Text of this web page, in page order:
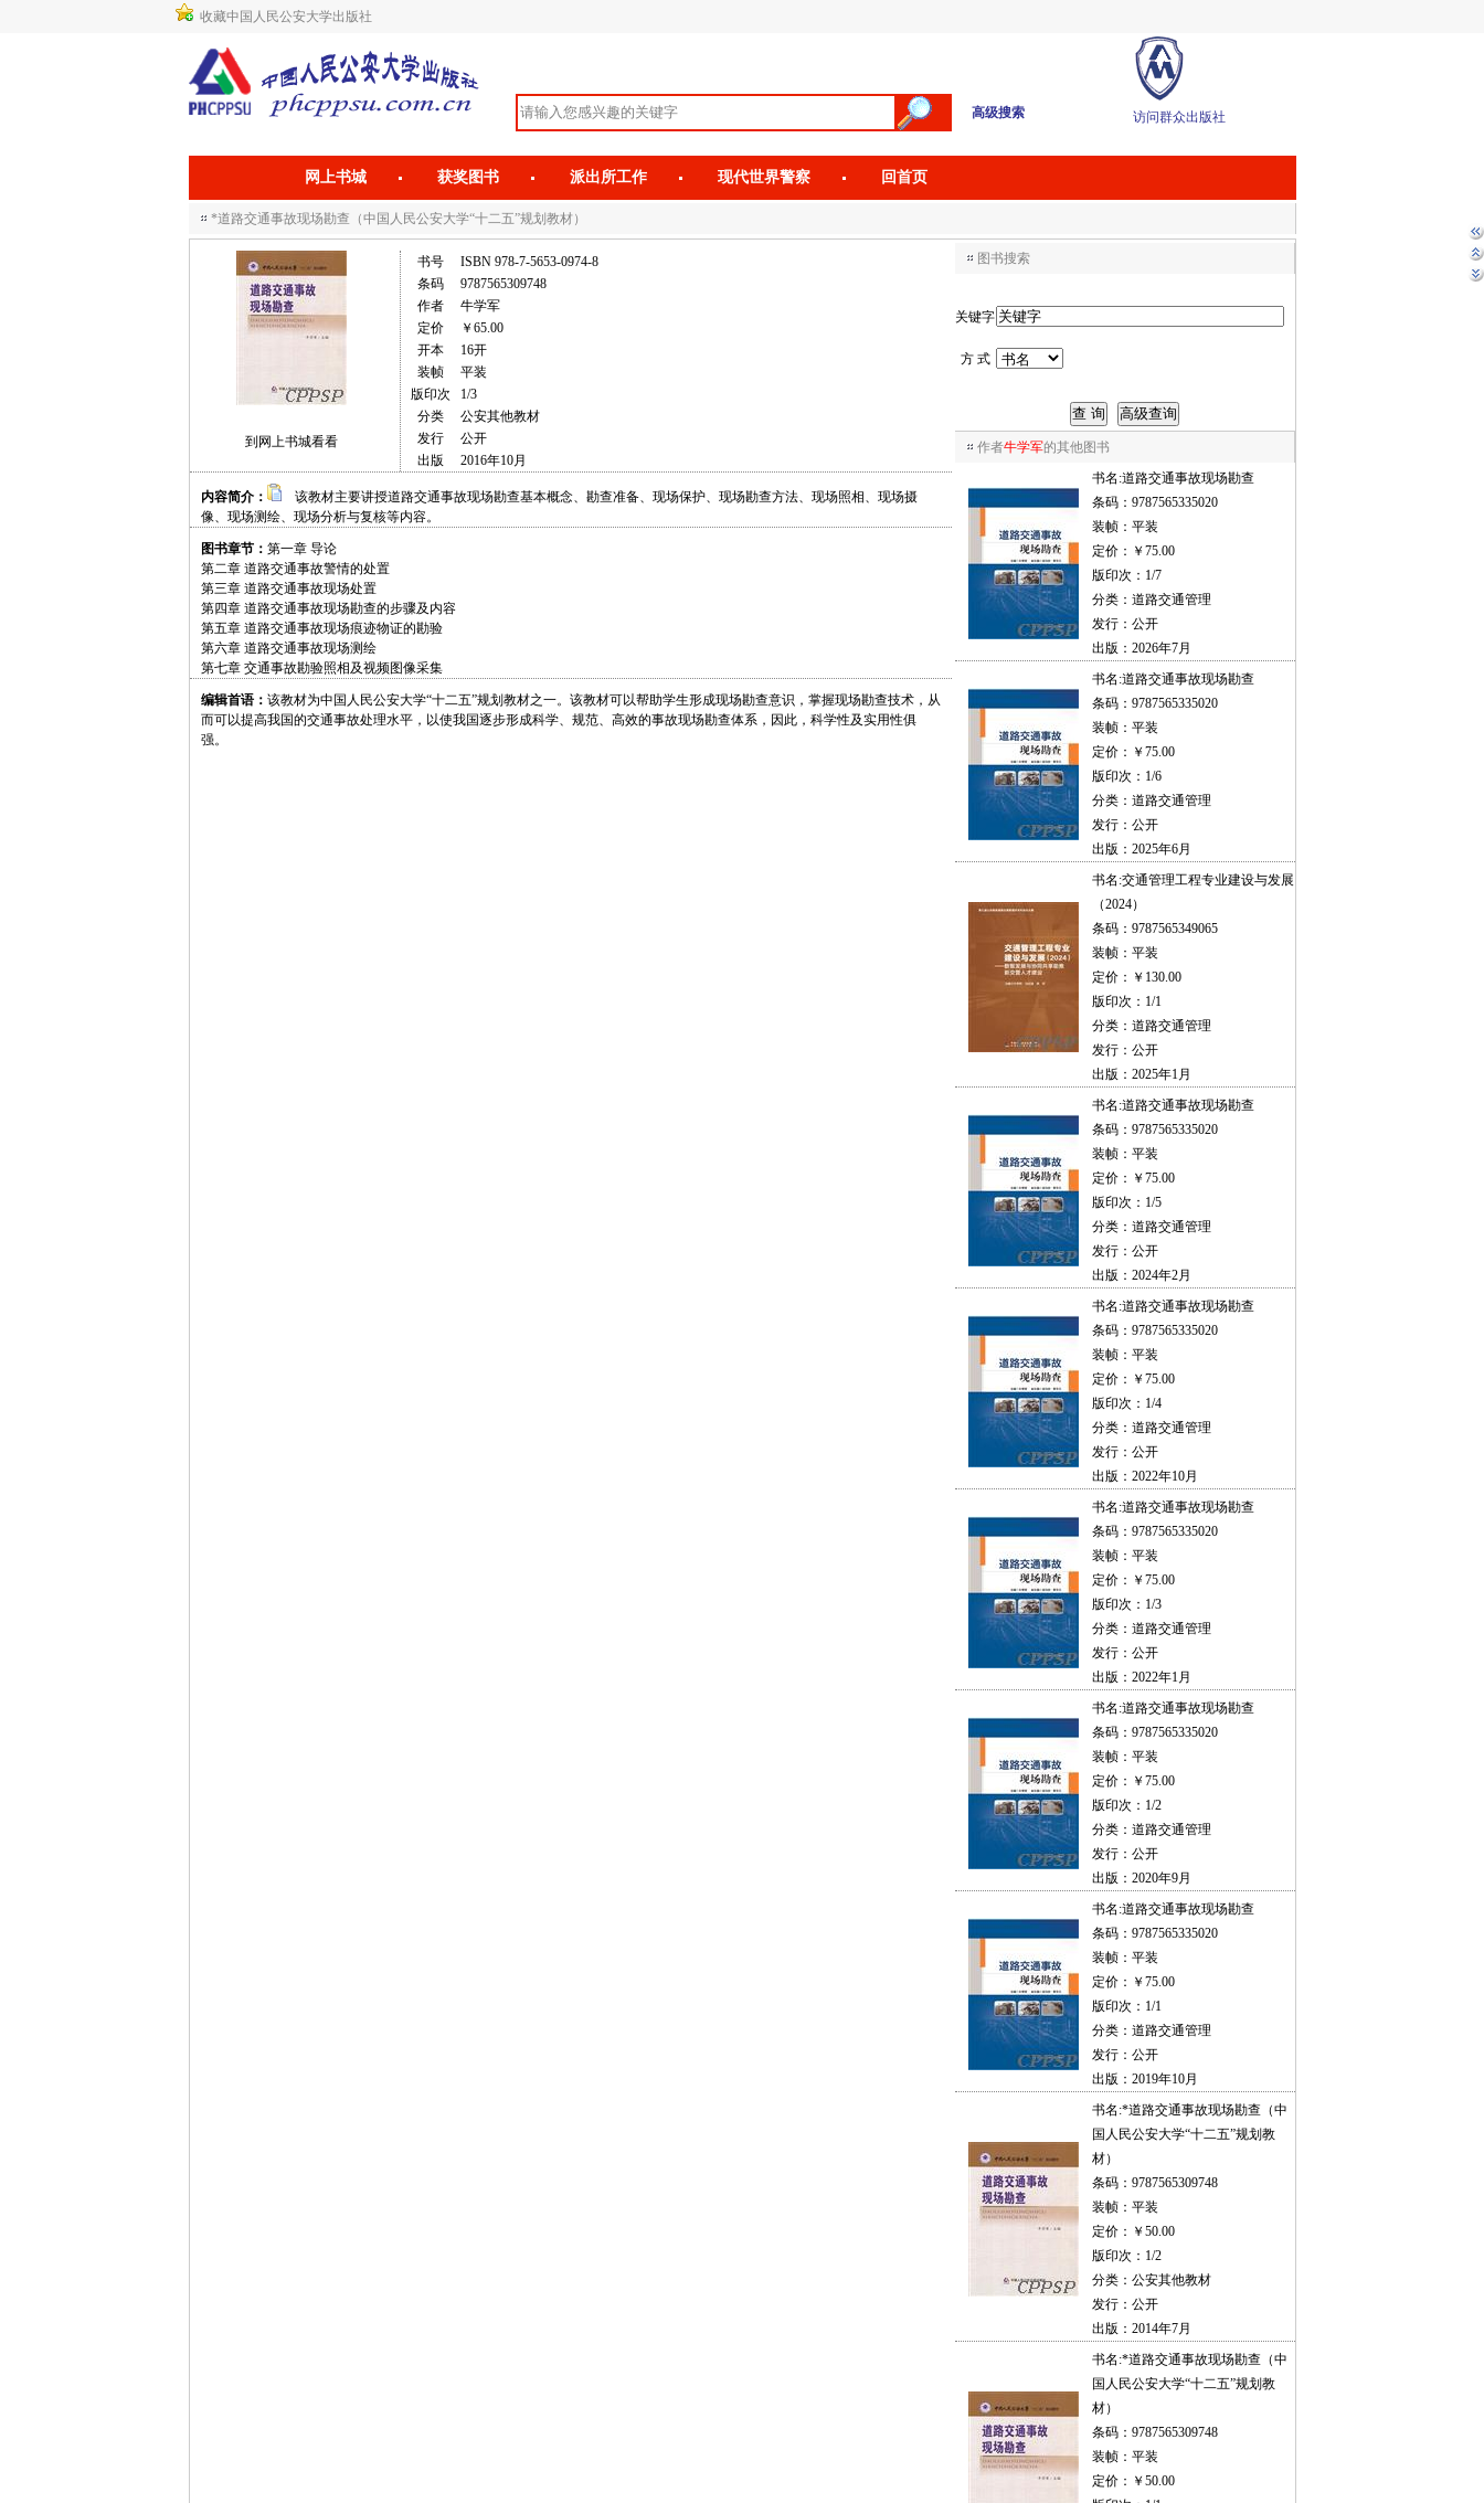
收藏中国人民公安大学出版社
高级搜索 访问群众出版社
网上书城 获奖图书 派出所工作 现代世界警察 回首页
*道路交通事故现场勘查（中国人民公安大学“十二五”规划教材）
到网上书城看看
书号
ISBN 978-7-5653-0974-8
条码
9787565309748
作者
牛学军
定价
￥65.00
开本
16开
装帧
平装
版印次
1/3
分类
公安其他教材
发行
公开
出版
2016年10月
内容简介：
该教材主要讲授道路交通事故现场勘查基本概念、勘查准备、现场保护、现场勘查方法、现场照相、现场摄
像、现场测绘、现场分析与复核等内容。
图书章节： 第一章 导论
第二章 道路交通事故警情的处置
第三章 道路交通事故现场处置
第四章 道路交通事故现场勘查的步骤及内容
第五章 道路交通事故现场痕迹物证的勘验
第六章 道路交通事故现场测绘
第七章 交通事故勘验照相及视频图像采集
编辑首语： 该教材为中国人民公安大学“十二五”规划教材之一。该教材可以帮助学生形成现场勘查意识，掌握现场勘查技术，从
而可以提高我国的交通事故处理水平，以使我国逐步形成科学、规范、高效的事故现场勘查体系，因此，科学性及实用性俱
强。
图书搜索
关键字
方 式
作者牛学军的其他图书
书名:道路交通事故现场勘查
条码：9787565335020
装帧：平装
定价：￥75.00
版印次：1/7
分类：道路交通管理
发行：公开
出版：2026年7月
书名:道路交通事故现场勘查
条码：9787565335020
装帧：平装
定价：￥75.00
版印次：1/6
分类：道路交通管理
发行：公开
出版：2025年6月
书名:交通管理工程专业建设与发展
（2024）
条码：9787565349065
装帧：平装
定价：￥130.00
版印次：1/1
分类：道路交通管理
发行：公开
出版：2025年1月
书名:道路交通事故现场勘查
条码：9787565335020
装帧：平装
定价：￥75.00
版印次：1/5
分类：道路交通管理
发行：公开
出版：2024年2月
书名:道路交通事故现场勘查
条码：9787565335020
装帧：平装
定价：￥75.00
版印次：1/4
分类：道路交通管理
发行：公开
出版：2022年10月
书名:道路交通事故现场勘查
条码：9787565335020
装帧：平装
定价：￥75.00
版印次：1/3
分类：道路交通管理
发行：公开
出版：2022年1月
书名:道路交通事故现场勘查
条码：9787565335020
装帧：平装
定价：￥75.00
版印次：1/2
分类：道路交通管理
发行：公开
出版：2020年9月
书名:道路交通事故现场勘查
条码：9787565335020
装帧：平装
定价：￥75.00
版印次：1/1
分类：道路交通管理
发行：公开
出版：2019年10月
书名:*道路交通事故现场勘查（中
国人民公安大学“十二五”规划教
材）
条码：9787565309748
装帧：平装
定价：￥50.00
版印次：1/2
分类：公安其他教材
发行：公开
出版：2014年7月
书名:*道路交通事故现场勘查（中
国人民公安大学“十二五”规划教
材）
条码：9787565309748
装帧：平装
定价：￥50.00